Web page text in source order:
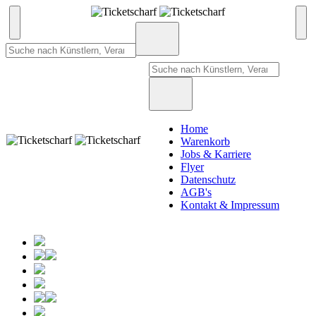
Home
Warenkorb
Jobs & Karriere
Flyer
Datenschutz
AGB's
Kontakt & Impressum